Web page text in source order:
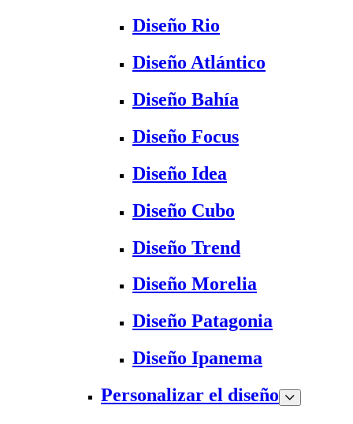
Diseño Rio
Diseño Atlántico
Diseño Bahía
Diseño Focus
Diseño Idea
Diseño Cubo
Diseño Trend
Diseño Morelia
Diseño Patagonia
Diseño Ipanema
Personalizar el diseño